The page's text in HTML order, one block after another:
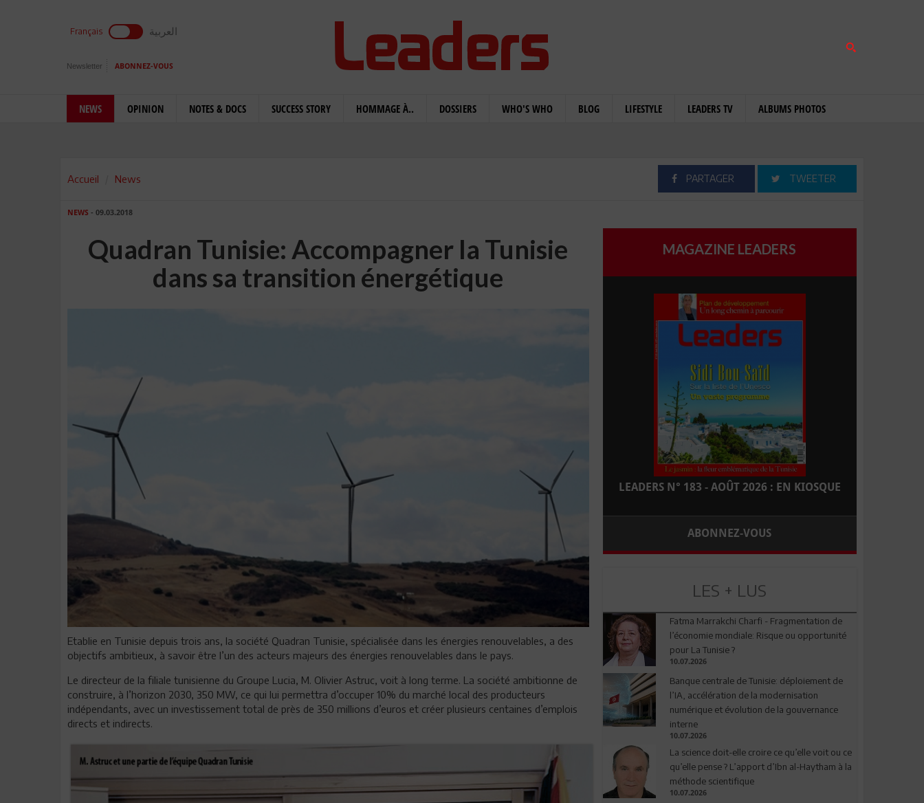
Français العربية
Newsletter ABONNEZ-VOUS
NEWS OPINION NOTES & DOCS SUCCESS STORY HOMMAGE À.. DOSSIERS WHO'S WHO BLOG LIFESTYLE LEADERS TV ALBUMS PHOTOS
Accueil News PARTAGER TWEETER
NEWS - 09.03.2018
Quadran Tunisie: Accompagner la Tunisie
dans sa transition énergétique
Etablie en Tunisie depuis trois ans, la société Quadran Tunisie, spécialisée dans les énergies renouvelables, a des
objectifs ambitieux, à savoir être l’un des acteurs majeurs des énergies renouvelables dans le pays.
Le directeur de la filiale tunisienne du Groupe Lucia, M. Olivier Astruc, voit à long terme. La société ambitionne de
construire, à l’horizon 2030, 350 MW, ce qui lui permettra d’occuper 10% du marché local des producteurs
indépendants, avec un investissement total de près de 350 millions d’euros et créer plusieurs centaines d’emplois
directs et indirects.
MAGAZINE LEADERS
LEADERS N° 183 - AOÛT 2026 : EN KIOSQUE
ABONNEZ-VOUS
LES + LUS
Fatma Marrakchi Charfi - Fragmentation de
l’économie mondiale: Risque ou opportunité
pour La Tunisie ?
10.07.2026
Banque centrale de Tunisie: déploiement de
l’IA, accélération de la modernisation
numérique et évolution de la gouvernance
interne
10.07.2026
La science doit-elle croire ce qu’elle voit ou ce
qu’elle pense ? L’apport d’Ibn al-Haytham à la
méthode scientifique
10.07.2026